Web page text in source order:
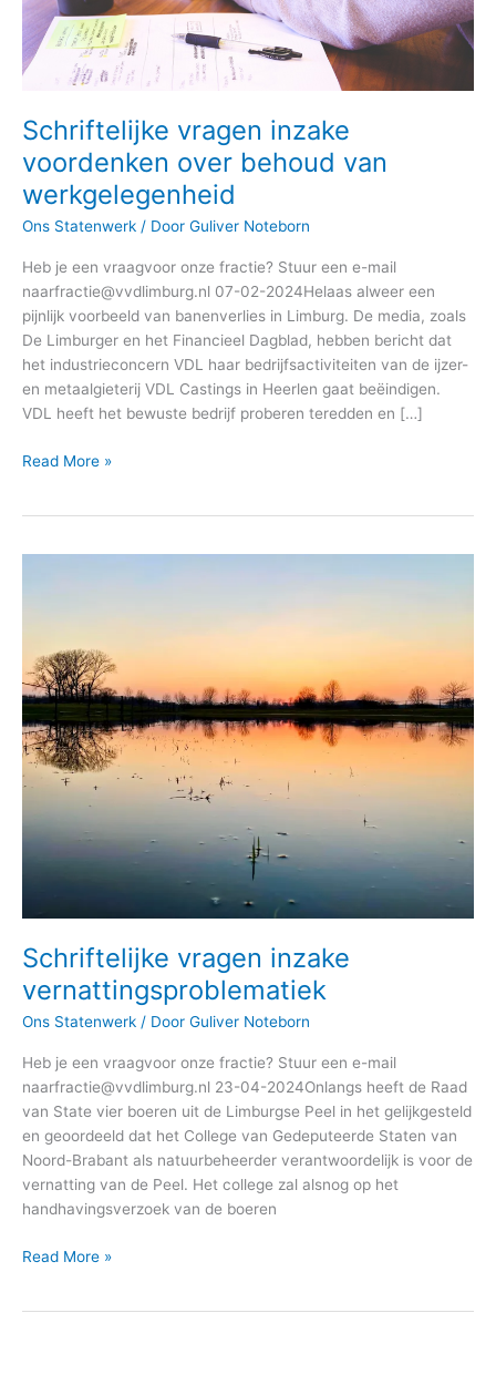
Schriftelijke vragen inzake
voordenken over behoud van
werkgelegenheid
Ons Statenwerk / Door Guliver Noteborn
Heb je een vraagvoor onze fractie? Stuur een e-mail
naarfractie@vvdlimburg.nl 07-02-2024Helaas alweer een
pijnlijk voorbeeld van banenverlies in Limburg. De media, zoals
De Limburger en het Financieel Dagblad, hebben bericht dat
het industrieconcern VDL haar bedrijfsactiviteiten van de ijzer-
en metaalgieterij VDL Castings in Heerlen gaat beëindigen.
VDL heeft het bewuste bedrijf proberen teredden en […]
Read More »
Schriftelijke vragen inzake
vernattingsproblematiek
Ons Statenwerk / Door Guliver Noteborn
Heb je een vraagvoor onze fractie? Stuur een e-mail
naarfractie@vvdlimburg.nl 23-04-2024Onlangs heeft de Raad
van State vier boeren uit de Limburgse Peel in het gelijkgesteld
en geoordeeld dat het College van Gedeputeerde Staten van
Noord-Brabant als natuurbeheerder verantwoordelijk is voor de
vernatting van de Peel. Het college zal alsnog op het
handhavingsverzoek van de boeren
Read More »